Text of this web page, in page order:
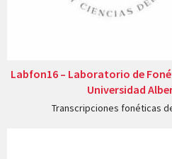
Labfon16 – Laboratorio de
Universidad
Transcripciones fonéticas